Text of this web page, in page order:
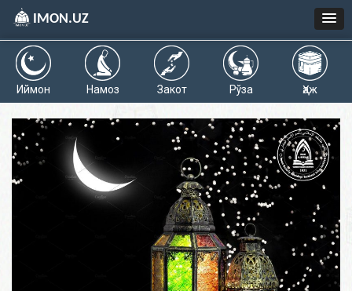
IMON.UZ
Иймон Намоз Закот Рўза Ҳаж